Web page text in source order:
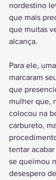
nordestino
que mais
que muitas
alcança.
Para ele,
marcaram
que
mulher que,
colocou na
carbureto,
tentar
se queimou
desespero